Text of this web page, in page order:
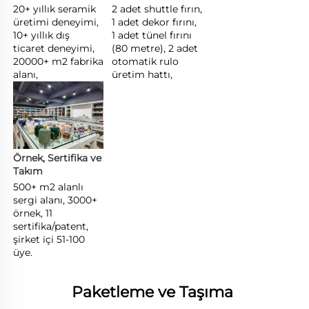
20+ yıllık seramik
üretimi deneyimi,
10+ yıllık dış
ticaret deneyimi,
20000+ m2 fabrika
alanı,
2 adet shuttle fırın,
1 adet dekor fırını,
1 adet tünel fırını
(80 metre), 2 adet
otomatik rulo
üretim hattı,
Örnek, Sertifika ve
Takım
500+ m2 alanlı
sergi alanı, 3000+
örnek, 11
sertifika/patent,
şirket içi 51-100
üye.
Paketleme ve Taşıma